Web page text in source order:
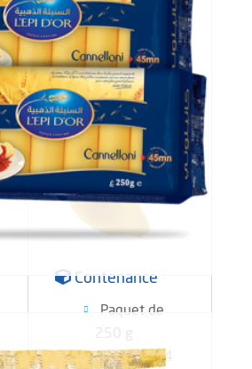
contrôle rigoureux
de nos produits
garantit leur qualité
supérieure.
Contenance
Paquet de
Carton de 4